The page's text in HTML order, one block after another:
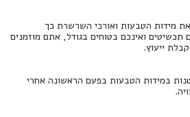
מידות הטבעות ואורכי השרשרת כך
ואינכם בטוחים בגודל, אתם מוזמנים
ייעוץ.
במידות הטבעות בפעם הראשונה אחרי